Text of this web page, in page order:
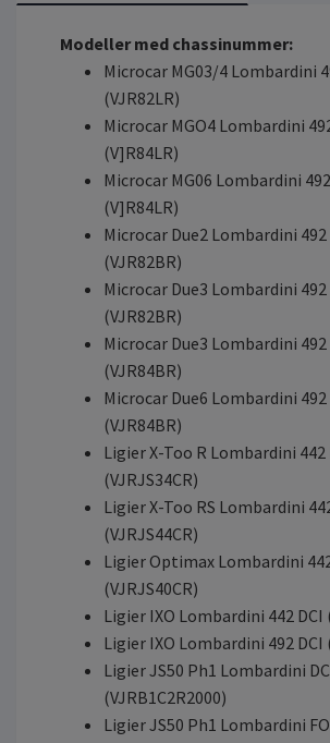
Modeller med chassinummer:
Microcar MG03/4 Lombardini
(VJR82LR)
Microcar MGO4 Lombardini
(V]R84LR)
Microcar MG06 Lombardini
(V]R84LR)
Microcar Due2 Lombardini 492
(VJR82BR)
Microcar Due3 Lombardini 492
(VJR82BR)
Microcar Due3 Lombardini 492
(VJR84BR)
Microcar Due6 Lombardini 492
(VJR84BR)
Ligier X-Too R Lombardini 442
(VJRJS34CR)
Ligier X-Too RS Lombardini
(VJRJS44CR)
Ligier Optimax Lombardini
(VJRJS40CR)
Ligier IXO Lombardini 442 DCI
Ligier IXO Lombardini 492 DCI
Ligier JS50 Ph1 Lombardini
(VJRB1C2R2000)
Ligier JS50 Ph1 Lombardini